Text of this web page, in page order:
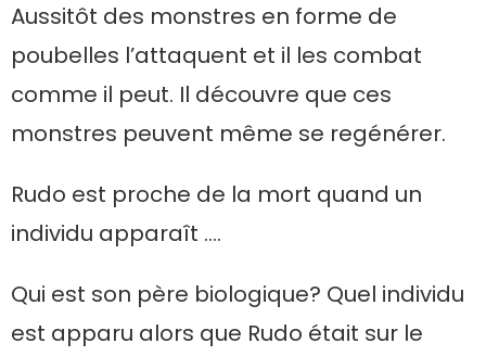
Aussitôt des monstres en forme de
poubelles l’attaquent et il les combat
comme il peut. Il découvre que ces
monstres peuvent même se regénérer.
Rudo est proche de la mort quand un
individu apparaît ….
Qui est son père biologique? Quel individu
est apparu alors que Rudo était sur le